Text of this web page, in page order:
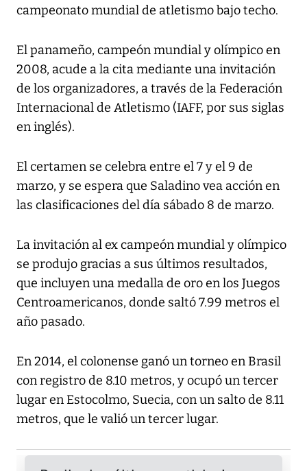
campeonato mundial de atletismo bajo techo.
El panameño, campeón mundial y olímpico en
2008, acude a la cita mediante una invitación
de los organizadores, a través de la Federación
Internacional de Atletismo (IAFF, por sus siglas
en inglés).
El certamen se celebra entre el 7 y el 9 de
marzo, y se espera que Saladino vea acción en
las clasificaciones del día sábado 8 de marzo.
La invitación al ex campeón mundial y olímpico
se produjo gracias a sus últimos resultados,
que incluyen una medalla de oro en los Juegos
Centroamericanos, donde saltó 7.99 metros el
año pasado.
En 2014, el colonense ganó un torneo en Brasil
con registro de 8.10 metros, y ocupó un tercer
lugar en Estocolmo, Suecia, con un salto de 8.11
metros, que le valió un tercer lugar.